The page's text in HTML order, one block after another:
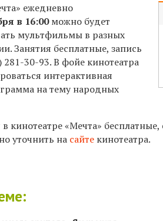
ежедневно
в 16:00можно будет
мультфильмы в разных
Занятия бесплатные, запись
281-30-93.В фойе кинотеатра
интерактивная
на тему народных
кинотеатре «Мечта»
уточнить на сайте кинотеатра.